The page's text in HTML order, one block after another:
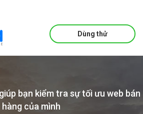
Dùng thử
bạn kiểm tra sự tối ưu web bán
hàng của mình